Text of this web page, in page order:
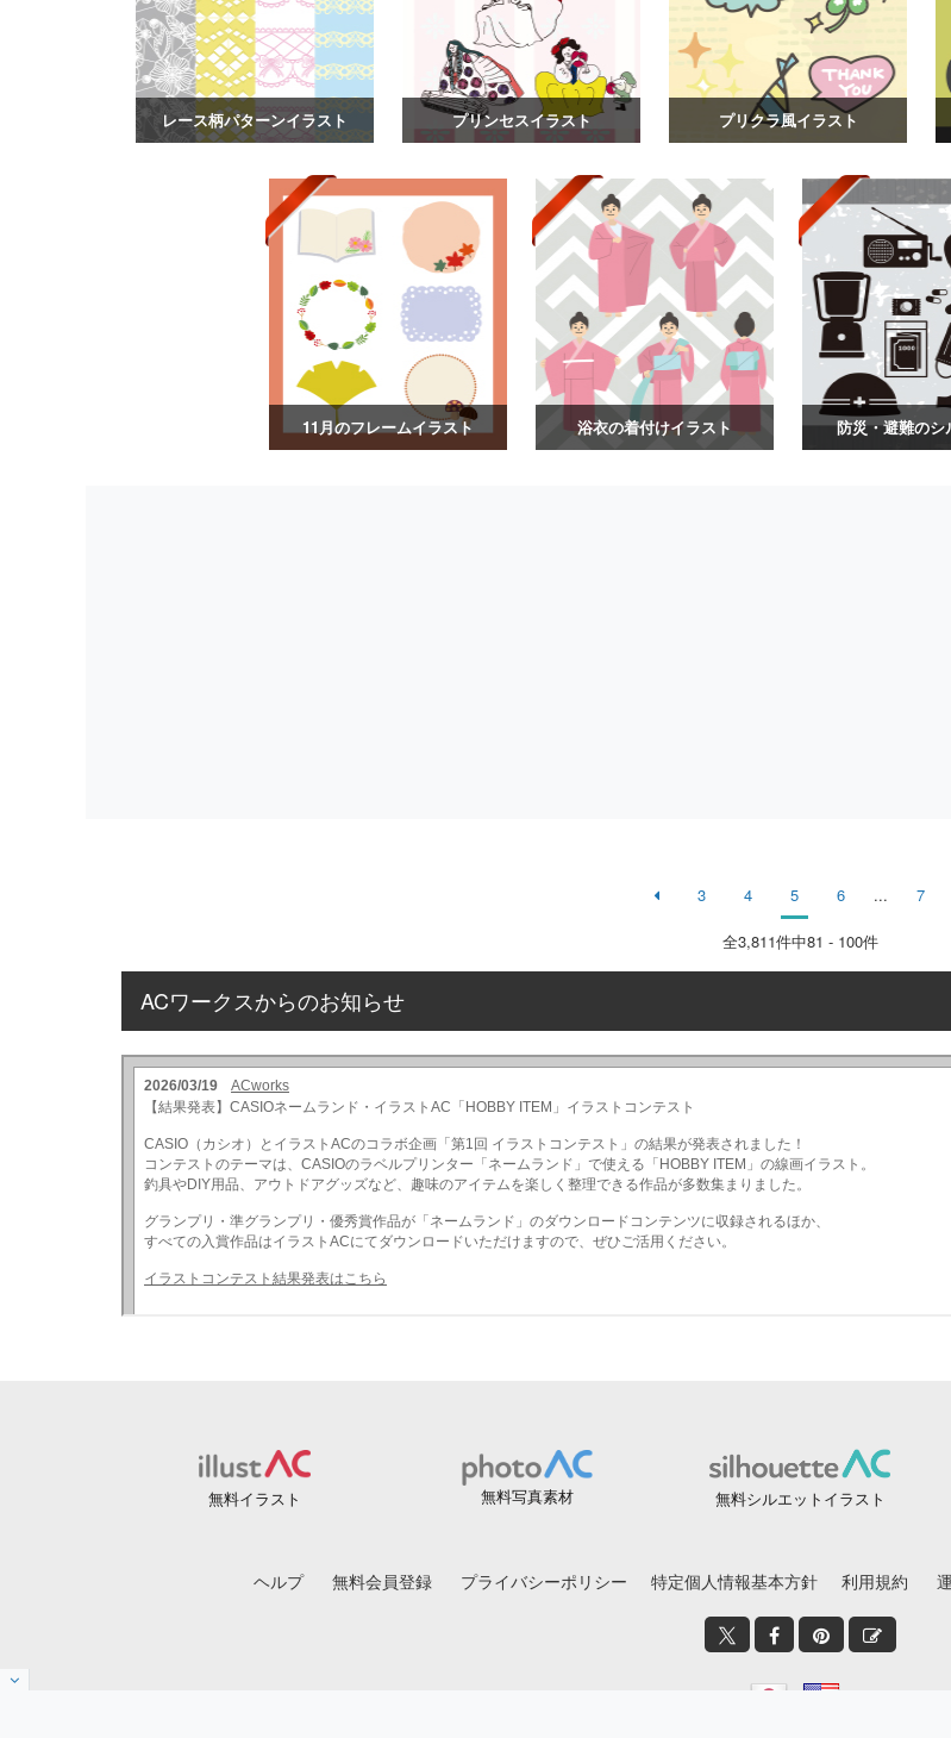
レース柄パターンイラスト プリンセスイラスト プリクラ風イラスト
11月のフレームイラスト 浴衣の着付けイラスト 防災・避難のシ
3 4 5 6 ... 7
全3,811件中81 - 100件
ACワークスからのお知らせ
無料イラスト 無料写真素材 無料シルエットイラスト
ヘルプ 無料会員登録 プライバシーポリシー 特定個人情報基本方針 利用規約